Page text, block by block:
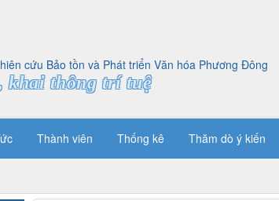
khai thông trí tuệ
Thành viên Thống kê Thăm dò ý kiến